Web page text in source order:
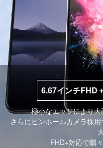
6.67インチFHD
極小なエッジにより
さらにピンホールカメラ採
FHD+対応で隅